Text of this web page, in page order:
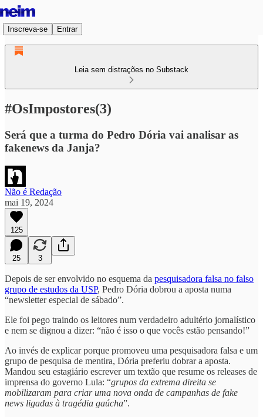
Inscreva-se Entrar
Leia sem distrações no Substack
#OsImpostores(3)
Será que a turma do Pedro Dória vai analisar as
fakenews da Janja?
Não é Redação
mai 19, 2024
125
25 3
Depois de ser envolvido no esquema da pesquisadora falsa no falso
grupo de estudos da USP, Pedro Dória dobrou a aposta numa
“newsletter especial de sábado”.
Ele foi pego traindo os leitores num verdadeiro adultério jornalístico
e nem se dignou a dizer: “não é isso o que vocês estão pensando!”
Ao invés de explicar porque promoveu uma pesquisadora falsa e um
grupo de pesquisa de mentira, Dória preferiu dobrar a aposta.
Mandou seu estagiário escrever um textão que resume os releases de
imprensa do governo Lula: “grupos da extrema direita se
mobilizaram para criar uma nova onda de campanhas de fake
news ligadas à tragédia gaúcha”.